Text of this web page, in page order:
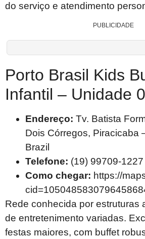
do serviço e atendimento
PUBLICIDADE
Porto Brasil Kids
Infantil – Unidade
Endereço: Tv. Batista
Dois Córregos, Piracicaba
Brazil
Telefone: (19) 99709-1227
Como chegar: https://
Rede conhecida por estruturas
de entretenimento variadas.
festas maiores, com buffet